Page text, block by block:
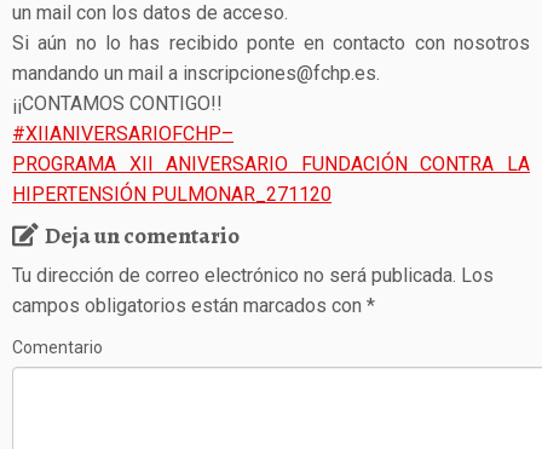
un mail con los datos de acceso.
Si aún no lo has recibido ponte en contacto con nosotros
mandando un mail a inscripciones@fchp.es.
¡¡CONTAMOS CONTIGO!!
#XIIANIVERSARIOFCHP–
PROGRAMA XII ANIVERSARIO FUNDACIÓN CONTRA LA
HIPERTENSIÓN PULMONAR_271120
Deja un comentario
Tu dirección de correo electrónico no será publicada. Los
campos obligatorios están marcados con *
Comentario